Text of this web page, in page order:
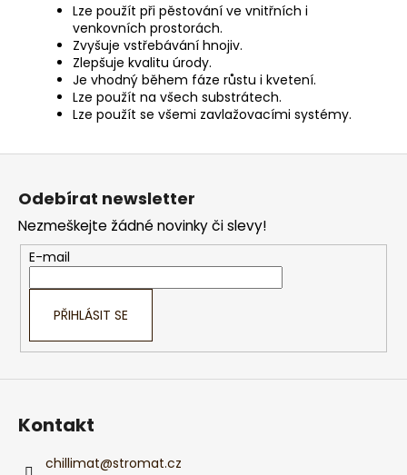
Lze použít při pěstování ve vnitřních i
venkovních prostorách.
Zvyšuje vstřebávání hnojiv.
Zlepšuje kvalitu úrody.
Je vhodný během fáze růstu i kvetení.
Lze použít na všech substrátech.
Lze použít se všemi zavlažovacími systémy.
Z
Odebírat newsletter
Nezmeškejte žádné novinky či slevy!
E-mail
PŘIHLÁSIT SE
Kontakt
chillimat@stromat.cz